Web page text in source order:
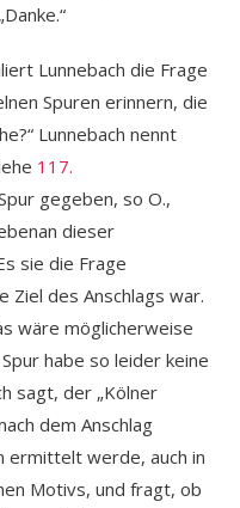
Lunnebach die Frage
Spuren erinnern, die
Lunnebach nennt
117.
gegeben, so O.,
dieser
sie die Frage
Ziel des Anschlags war.
wäre möglicherweise
habe so leider keine
sagt, der „Kölner
dem Anschlag
ermittelt werde, auch in
Motivs, und fragt, ob